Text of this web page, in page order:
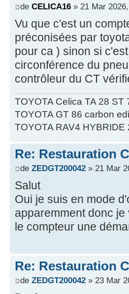
de CELICA16 » 21 Mar
Vu que c'est un
préconisées par
pour ca ) sinon si
circonférence du
contrôleur du CT
TOYOTA Celica TA 28 ST
TOYOTA GT 86 carbon
TOYOTA RAV4 HYBRIDE
Re: Restauration
de ZEDGT200042 » 21 Mar
Salut
Oui je suis en mode
apparemment donc
le compteur une
Re: Restauration
de ZEDGT200042 » 23 Mar